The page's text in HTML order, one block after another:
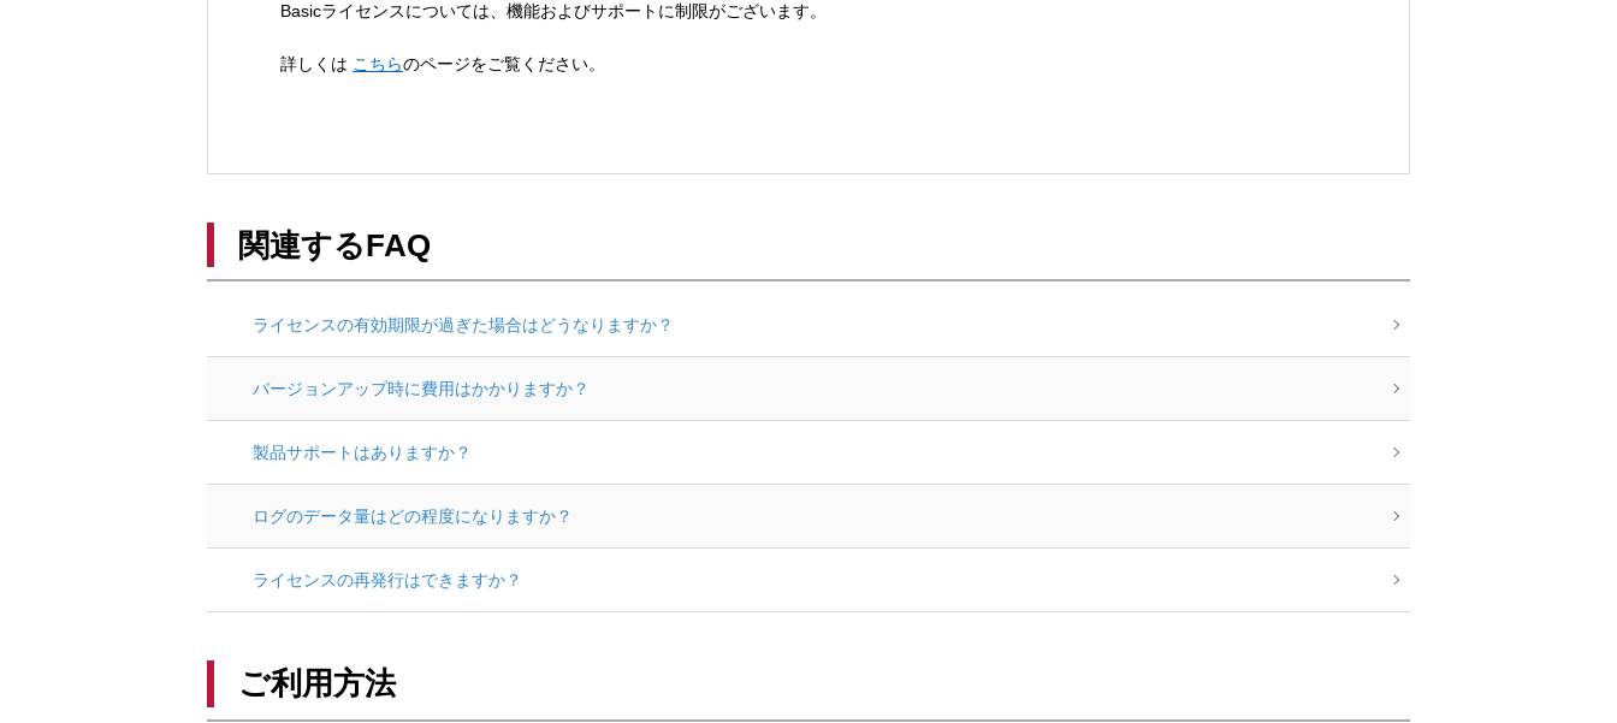
Basicライセンスについては、機能およびサポートに制限がございます。
詳しくは こちらのページをご覧ください。
関連するFAQ
ライセンスの有効期限が過ぎた場合はどうなりますか？
バージョンアップ時に費用はかかりますか？
製品サポートはありますか？
ログのデータ量はどの程度になりますか？
ライセンスの再発行はできますか？
ご利用方法